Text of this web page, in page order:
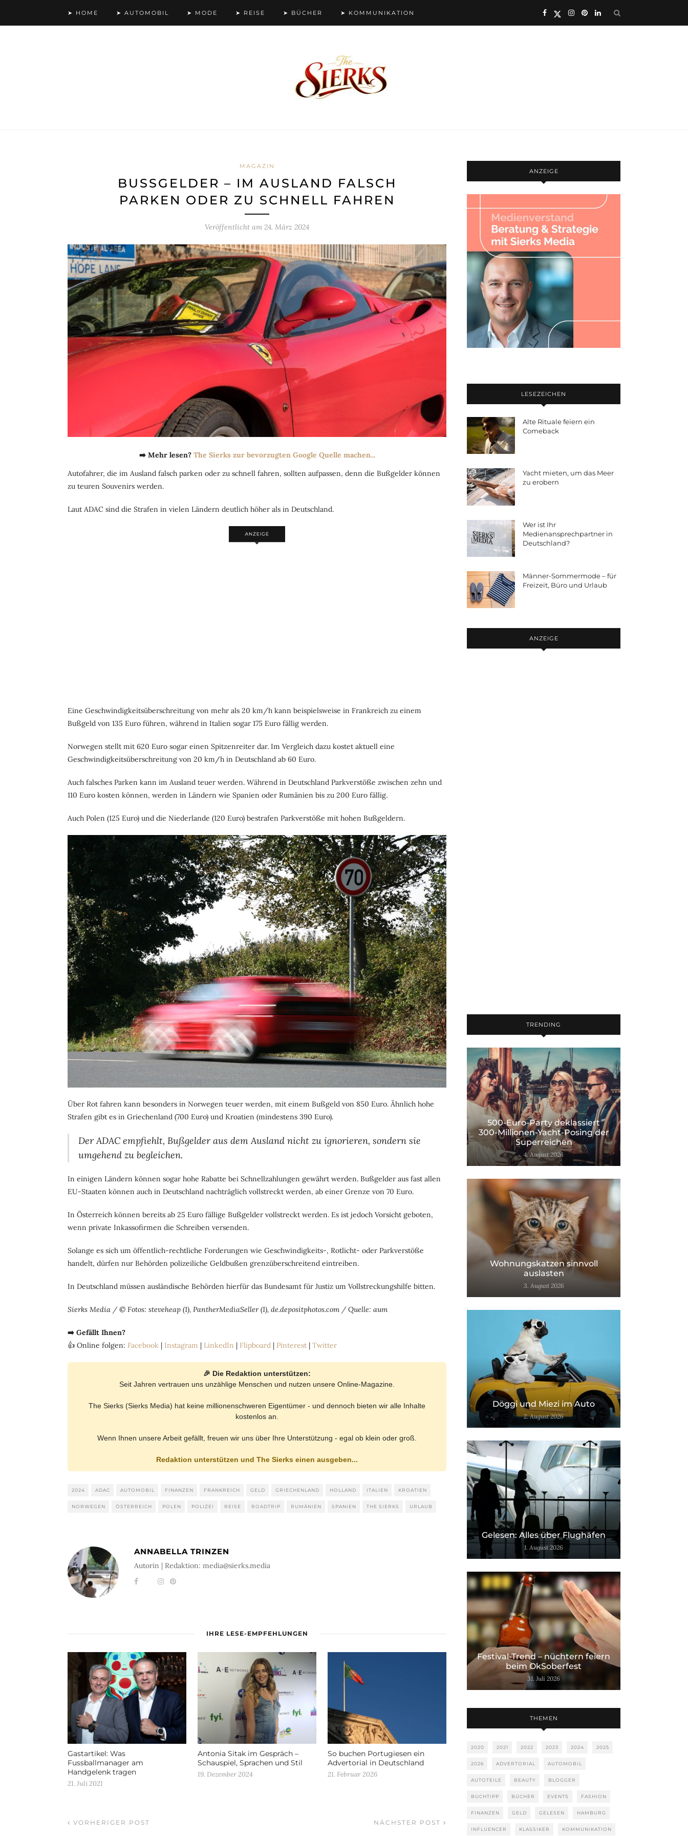
➤ HOME ➤ AUTOMOBIL ➤ MODE ➤ REISE ➤ BÜCHER ➤ KOMMUNIKATION
MAGAZIN
BUSSGELDER – IM AUSLAND FALSCH P
ARKEN ODER ZU SCHNELL FAHREN
Veröffentlicht am 24. März 2024
➡️ Mehr lesen? The Sierks zur bevorzugten Google Quelle machen...
Autofahrer, die im Ausland falsch parken oder zu schnell fahren, sollten aufpassen, denn die Bußgelder können
zu teuren Souvenirs werden.
Laut ADAC sind die Strafen in vielen Ländern deutlich höher als in Deutschland.
Eine Geschwindigkeitsüberschreitung von mehr als 20 km/h kann beispielsweise in Frankreich zu einem
Bußgeld von 135 Euro führen, während in Italien sogar 175 Euro fällig werden.
Norwegen stellt mit 620 Euro sogar einen Spitzenreiter dar. Im Vergleich dazu kostet aktuell eine
Geschwindigkeitsüberschreitung von 20 km/h in Deutschland ab 60 Euro.
Auch falsches Parken kann im Ausland teuer werden. Während in Deutschland Parkverstöße zwischen zehn und
110 Euro kosten können, werden in Ländern wie Spanien oder Rumänien bis zu 200 Euro fällig.
Auch Polen (125 Euro) und die Niederlande (120 Euro) bestrafen Parkverstöße mit hohen Bußgeldern.
Über Rot fahren kann besonders in Norwegen teuer werden, mit einem Bußgeld von 850 Euro. Ähnlich hohe
Strafen gibt es in Griechenland (700 Euro) und Kroatien (mindestens 390 Euro).
Der ADAC empfiehlt, Bußgelder aus dem Ausland nicht zu ignorieren, sondern sie
umgehend zu begleichen.
In einigen Ländern können sogar hohe Rabatte bei Schnellzahlungen gewährt werden. Bußgelder aus fast allen
EU-Staaten können auch in Deutschland nachträglich vollstreckt werden, ab einer Grenze von 70 Euro.
In Österreich können bereits ab 25 Euro fällige Bußgelder vollstreckt werden. Es ist jedoch Vorsicht geboten,
wenn private Inkassofirmen die Schreiben versenden.
Solange es sich um öffentlich-rechtliche Forderungen wie Geschwindigkeits-, Rotlicht- oder Parkverstöße
handelt, dürfen nur Behörden polizeiliche Geldbußen grenzüberschreitend eintreiben.
In Deutschland müssen ausländische Behörden hierfür das Bundesamt für Justiz um Vollstreckungshilfe bitten.
Sierks Media / © Fotos: steveheap (1), PantherMediaSeller (1), de.depositphotos.com / Quelle: aum
➡️ Gefällt Ihnen?
👍 Online folgen: Facebook | Instagram | LinkedIn | Flipboard | Pinterest | Twitter
🎉 Die Redaktion unterstützen:
Seit Jahren vertrauen uns unzählige Menschen und nutzen unsere Online-Magazine.
The Sierks (Sierks Media) hat keine millionenschweren Eigentümer - und dennoch bieten wir alle Inhalte
kostenlos an.
Wenn Ihnen unsere Arbeit gefällt, freuen wir uns über Ihre Unterstützung - egal ob klein oder groß.
Redaktion unterstützen und The Sierks einen ausgeben...
2024 ADAC AUTOMOBIL FINANZEN FRANKREICH GELD GRIECHENLAND HOLLAND ITALIEN KROATIEN
NORWEGEN ÖSTERREICH POLEN POLIZEI REISE ROADTRIP RUMÄNIEN SPANIEN THE SIERKS URLAUB
ANNABELLA TRINZEN
Autorin | Redaktion: media@sierks.media
IHRE LESE-EMPFEHLUNGEN
Gastartikel: Was
Fussballmanager am
Handgelenk tragen
21. Juli 2021
Antonia Sitak im Gespräch –
Schauspiel, Sprachen und Stil
19. Dezember 2024
So buchen Portugiesen ein
Advertorial in Deutschland
21. Februar 2026
VORHERIGER POST NÄCHSTER POST
ANZEIGE
LESEZEICHEN
Alte Rituale feiern ein
Comeback
Yacht mieten, um das Meer
zu erobern
Wer ist Ihr
Medienansprechpartner in
Deutschland?
Männer-Sommermode – für
Freizeit, Büro und Urlaub
ANZEIGE
TRENDING
500-Euro-Party deklassiert
300-Millionen-Yacht-Posing der
Superreichen
4. August 2026
Wohnungskatzen sinnvoll
auslasten
3. August 2026
Döggi und Miezi im Auto
2. August 2026
Gelesen: Alles über Flughäfen
1. August 2026
Festival-Trend – nüchtern feiern
beim OkSoberfest
31. Juli 2026
THEMEN
2020 2021 2022 2023 2024 2025
2026 ADVERTORIAL AUTOMOBIL
AUTOTEILE BEAUTY BLOGGER
BUCHTIPP BÜCHER EVENTS FASHION
FINANZEN GELD GELESEN HAMBURG
INFLUENCER KLASSIKER KOMMUNIKATION